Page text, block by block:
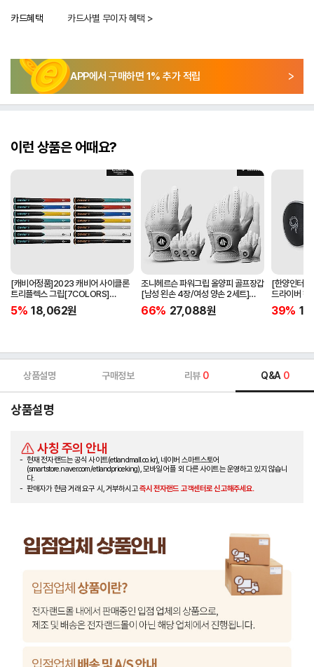
카드혜택 카드사별 무이자 혜택 >
APP에서 구매하면 1% 추가 적립
이런 상품은 어때요?
[캐비어정품]2023 캐비어 사이클론
트리플렉스 그립[7COLORS]
[라운드][39g/42g/46g/50g]
[R/S 토크]
5% 18,062원
조니헤르슨 파워그립 올양피 골프장갑
[남성 왼손 4장/여성 양손 2세트]
[화이트][케이스포함]
66% 27,088원
[한양인터
드라이버 헤
[HD-302]
39%
상품설명 구매정보 리뷰 0 Q&A 0
상품설명
사칭 주의 안내
현재 전자랜드는 공식 사이트(etlandmall.co.kr), 네이버 스마트스토어
(smartstore.naver.com/etlandpriceking), 모바일 어플 외 다른 사이트는 운영하고 있지 않습니
다.
판매자가 현금 거래 요구 시, 거부하시고즉시 전자랜드 고객센터로 신고해주세요.